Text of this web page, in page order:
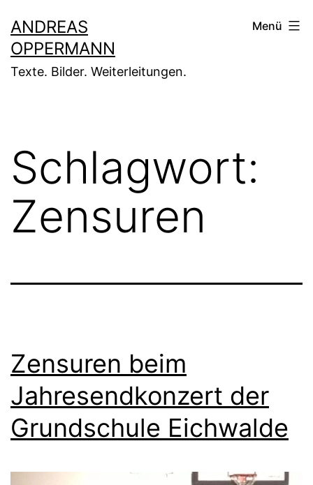
Inhalt
springen
ANDREAS
OPPERMANN
Texte. Bilder. Weiterleitungen.
Menü
Schlagwort:
Zensuren
Zensuren beim
Jahresendkonzert der
Grundschule Eichwalde